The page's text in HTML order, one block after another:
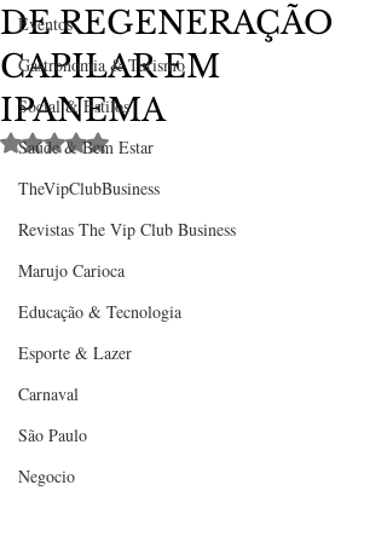
Eventos
Gastronomia & Turismo
Social & Estilos
Saúde & Bem Estar
TheVipClubBusiness
Revistas The Vip Club Business
Marujo Carioca
Educação & Tecnologia
Esporte & Lazer
Carnaval
São Paulo
Negocio
DE REGENERAÇÃO
CAPILAR EM
IPANEMA
Avaliado com NaN de 5 estrelas.